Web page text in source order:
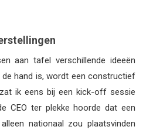
aan tafel verschillende ideeën
hand is, wordt een constructief
ik eens bij een kick-off sessie
CEO ter plekke hoorde dat een
nationaal zou plaatsvinden